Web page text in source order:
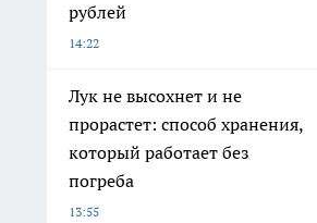
рублей
14:22
Лук не высохнет и не
прорастет: способ хранения,
который работает без
погреба
13:55